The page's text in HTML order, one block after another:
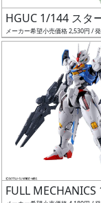
ー
ズ・
況
HGUC 1/144 スタ
メーカー希望小売価格 2,530円 /
FULL